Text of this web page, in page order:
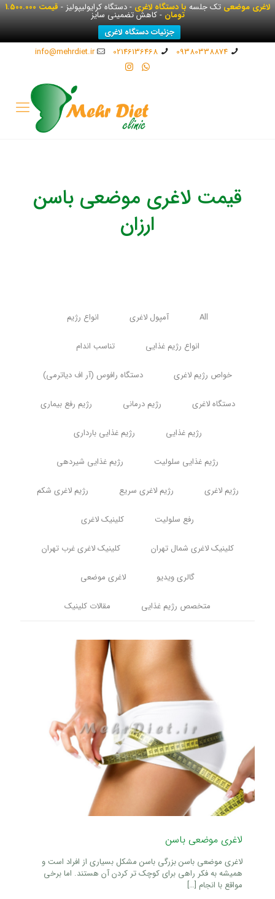
لاغری موضعیتک جلسهبا دستگاه لاغری- دستگاه کرایولیپولیز - قیمت 1.500.000
تومان- کاهش تضمینی سایز
جزئیات دستگاه لاغری
09380338874
02146136468
info@mehrdiet.ir
قیمت لاغری موضعی باسن
ارزان
All آمپول لاغری انواع رژیم
انواع رژیم غذایی تناسب اندام
خواص رژیم لاغری دستگاه رافوس (آر اف دیاترمی)
دستگاه لاغری رژیم درمانی رژیم رفع بیماری
رژیم غذایی رژیم غذایی بارداری
رژیم غذایی سلولیت رژیم غذایی شیردهی
رژیم لاغری رژیم لاغری سریع رژیم لاغری شکم
رفع سلولیت کلینیک لاغری
کلینیک لاغری شمال تهران کلینیک لاغری غرب تهران
گالری ویدیو لاغری موضعی
متخصص رژیم غذایی مقالات کلینیک
لاغری موضعی باسن
لاغری موضعی باسن بزرگی باسن مشکل بسیاری از افراد است و
همیشه به فکر راهی برای کوچک تر کردن آن هستند. اما برخی
مواقع با انجام […]